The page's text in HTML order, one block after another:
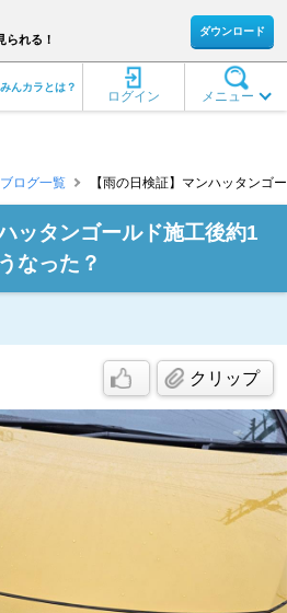
られる！
ダウンロード
メニュー
ログイン
みんカラとは？
ブログ一覧 【雨の日検証】マンハッタン
ッタンゴールド施工後約1
なった？
クリップ